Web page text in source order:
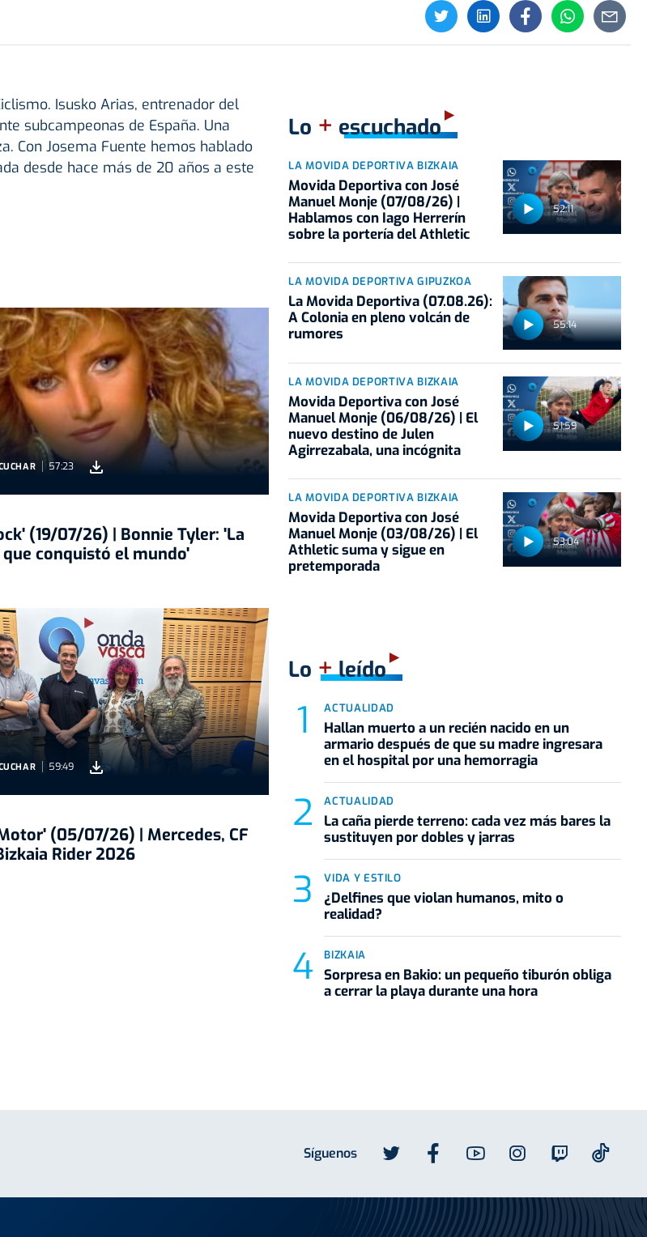
Isusko Arias, entrenador del
subcampeonas de España. Una
Con Josema Fuente hemos hablado
desde hace más de 20 años a este
57:23
(19/07/26) | Bonnie Tyler: 'La
conquistó el mundo'
59:49
(05/07/26) | Mercedes, CF
Rider 2026
Lo + escuchado
52:11
LA MOVIDA DEPORTIVA BIZKAIA
Movida Deportiva con José
Manuel Monje (07/08/26) |
Hablamos con Iago Herrerín
sobre la portería del Athletic
55:14
LA MOVIDA DEPORTIVA GIPUZKOA
La Movida Deportiva (07.08.26):
A Colonia en pleno volcán de
rumores
51:59
LA MOVIDA DEPORTIVA BIZKAIA
Movida Deportiva con José
Manuel Monje (06/08/26) | El
nuevo destino de Julen
Agirrezabala, una incógnita
53:04
LA MOVIDA DEPORTIVA BIZKAIA
Movida Deportiva con José
Manuel Monje (03/08/26) | El
Athletic suma y sigue en
pretemporada
Lo +leído
ACTUALIDAD
Hallan muerto a un recién nacido en un
armario después de que su madre ingresara
en el hospital por una hemorragia
ACTUALIDAD
La caña pierde terreno: cada vez más bares la
sustituyen por dobles y jarras
VIDA Y ESTILO
¿Delfines que violan humanos, mito o
realidad?
BIZKAIA
Sorpresa en Bakio: un pequeño tiburón obliga
a cerrar la playa durante una hora
Síguenos